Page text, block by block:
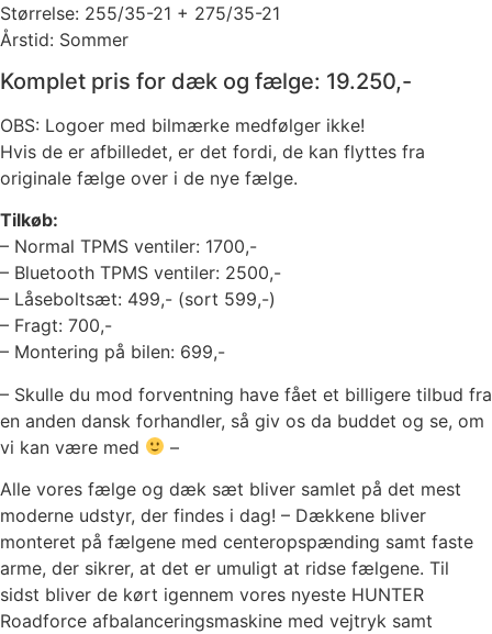
Størrelse: 255/35-21 + 275/35-21
Årstid: Sommer
Komplet pris for dæk og fælge: 19.250,-
OBS: Logoer med bilmærke medfølger ikke!
Hvis de er afbilledet, er det fordi, de kan flyttes fra
originale fælge over i de nye fælge.
Tilkøb:
– Normal TPMS ventiler: 1700,-
– Bluetooth TPMS ventiler: 2500,-
– Låseboltsæt: 499,- (sort 599,-)
– Fragt: 700,-
– Montering på bilen: 699,-
– Skulle du mod forventning have fået et billigere tilbud fra
en anden dansk forhandler, så giv os da buddet og se, om
vi kan være med
–
Alle vores fælge og dæk sæt bliver samlet på det mest
moderne udstyr, der findes i dag! – Dækkene bliver
monteret på fælgene med centeropspænding samt faste
arme, der sikrer, at det er umuligt at ridse fælgene. Til
sidst bliver de kørt igennem vores nyeste HUNTER
Roadforce afbalanceringsmaskine med vejtryk samt